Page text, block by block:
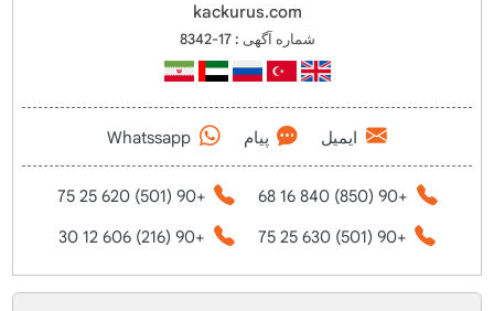
kackurus.com
شماره آگهی : 17-8342
ایمیل پیام Whatssapp
+90 (850) 840 16 68
+90 (501) 620 25 75
+90 (501) 630 25 75
+90 (216) 606 12 30